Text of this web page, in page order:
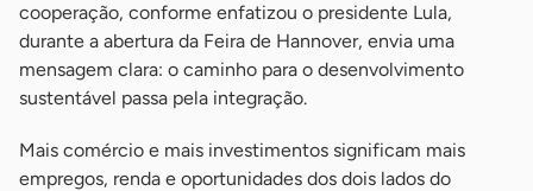
cooperação, conforme enfatizou o presidente Lula,
durante a abertura da Feira de Hannover, envia uma
mensagem clara: o caminho para o desenvolvimento
sustentável passa pela integração.
Mais comércio e mais investimentos significam mais
empregos, renda e oportunidades dos dois lados do